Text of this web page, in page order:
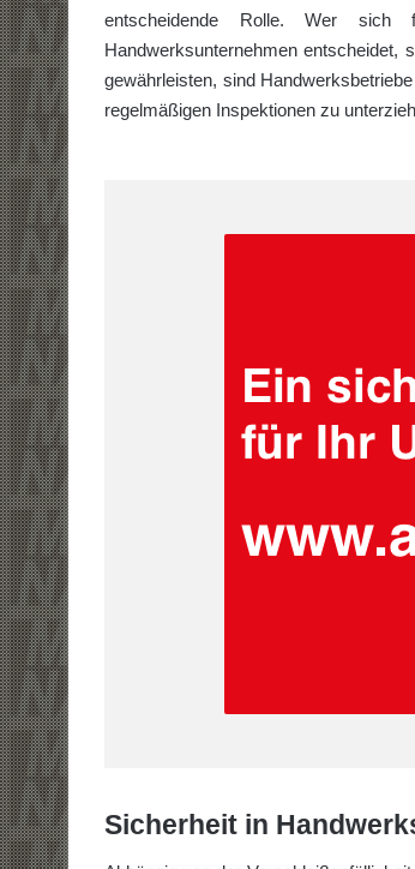
entscheidende Rolle. Wer sich
Handwerksunternehmen entscheidet,
gewährleisten, sind
regelmäßigen Inspektionen zu
Sicherheit in